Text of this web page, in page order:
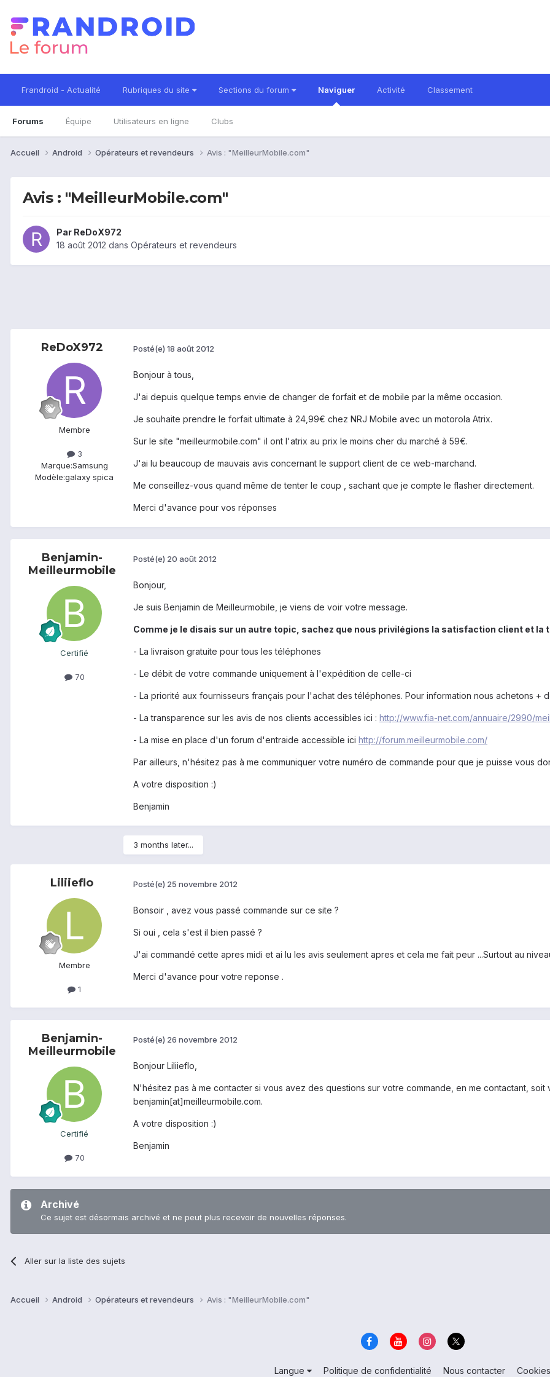
Frandroid - Actualité Rubriques du site Sections du forum Naviguer
Forums Équipe Utilisateurs en ligne Clubs
Activité Classement
Accueil Android Opérateurs et revendeurs Avis : "MeilleurMobile.com"
Avis : "MeilleurMobile.com"
Par ReDoX972
18 août 2012 dans Opérateurs et revendeurs
ReDoX972
Membre
3
Marque:Samsung
Modèle:galaxy spica
Posté(e) 18 août 2012
Bonjour à tous,
J'ai depuis quelque temps envie de changer de forfait et de mobile par la même occasion.
Je souhaite prendre le forfait ultimate à 24,99€ chez NRJ Mobile avec un motorola Atrix.
Sur le site "meilleurmobile.com" il ont l'atrix au prix le moins cher du marché à 59€.
J'ai lu beaucoup de mauvais avis concernant le support client de ce web-marchand.
Me conseillez-vous quand même de tenter le coup , sachant que je compte le flasher directement.
Merci d'avance pour vos réponses
Benjamin-
Meilleurmobile
Certifié
70
Posté(e) 20 août 2012
Bonjour,
Je suis Benjamin de Meilleurmobile, je viens de voir votre message.
Comme je le disais sur un autre topic, sachez que nous privilégions la satisfaction client et la
- La livraison gratuite pour tous les téléphones
- Le débit de votre commande uniquement à l'expédition de celle-ci
- La priorité aux fournisseurs français pour l'achat des téléphones. Pour information nous achetons +
- La transparence sur les avis de nos clients accessibles ici : http://www.fia-net.com/annuaire/2990/
- La mise en place d'un forum d'entraide accessible ici http://forum.meilleurmobile.com/
Par ailleurs, n'hésitez pas à me communiquer votre numéro de commande pour que je puisse vous
A votre disposition :)
Benjamin
3 months later...
Liliieflo
Membre
1
Posté(e) 25 novembre 2012
Bonsoir , avez vous passé commande sur ce site ?
Si oui , cela s'est il bien passé ?
J'ai commandé cette apres midi et ai lu les avis seulement apres et cela me fait peur ...Surtout au
Merci d'avance pour votre reponse .
Benjamin-
Meilleurmobile
Certifié
70
Posté(e) 26 novembre 2012
Bonjour Liliieflo,
N'hésitez pas à me contacter si vous avez des questions sur votre commande, en me contactant,
benjamin[at]meilleurmobile.com.
A votre disposition :)
Benjamin
Archivé
Ce sujet est désormais archivé et ne peut plus recevoir de nouvelles réponses.
Aller sur la liste des sujets
Accueil Android Opérateurs et revendeurs Avis : "MeilleurMobile.com"
Langue Politique de confidentialité Nous contacter Cookies